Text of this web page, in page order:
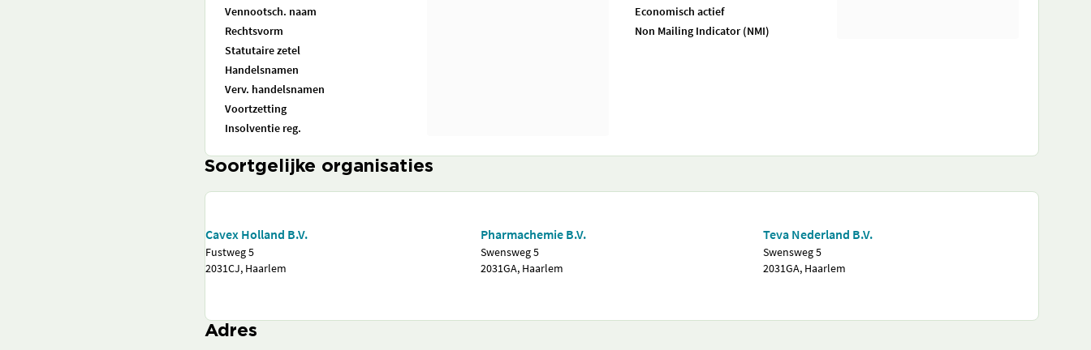
Vennootsch. naam
Rechtsvorm
Statutaire zetel
Handelsnamen
Verv. handelsnamen
Voortzetting
Insolventie reg.
Economisch actief
Non Mailing Indicator (NMI)
Soortgelijke organisaties
Cavex Holland B.V.
Fustweg 5
2031CJ, Haarlem
Pharmachemie B.V.
Swensweg 5
2031GA, Haarlem
Teva Nederland B.V.
Swensweg 5
2031GA, Haarlem
Adres